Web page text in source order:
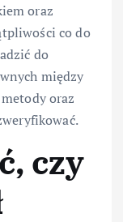
oraz
co do
do
między
oraz
czy